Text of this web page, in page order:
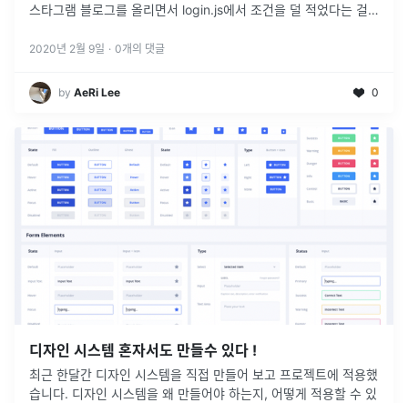
스타그램 블로그를 올리면서 login.js에서 조건을 덜 적었다는 걸
2020년 2월 9일 · 0개의 댓글
by AeRi Lee 0
디자인 시스템 혼자서도 만들수 있다 !
최근 한달간 디자인 시스템을 직접 만들어 보고 프로젝트에 적용했
습니다. 디자인 시스템을 왜 만들어야 하는지, 어떻게 적용할 수 있